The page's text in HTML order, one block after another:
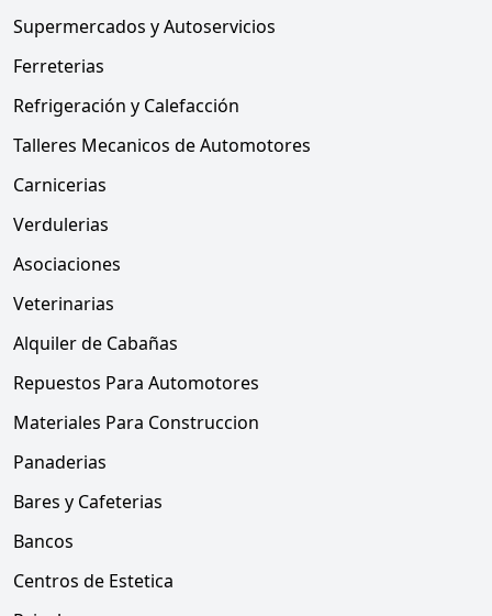
Supermercados y Autoservicios
Ferreterias
Refrigeración y Calefacción
Talleres Mecanicos de Automotores
Carnicerias
Verdulerias
Asociaciones
Veterinarias
Alquiler de Cabañas
Repuestos Para Automotores
Materiales Para Construccion
Panaderias
Bares y Cafeterias
Bancos
Centros de Estetica